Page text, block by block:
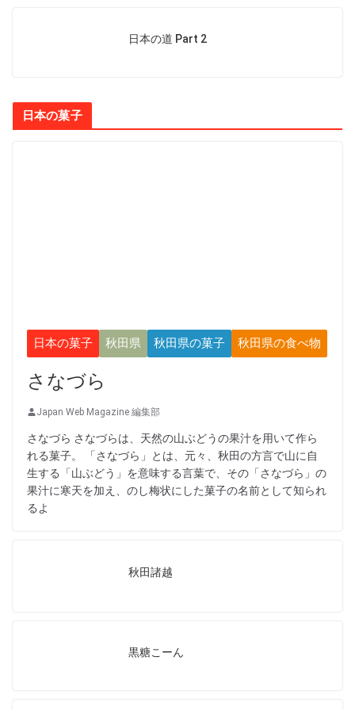
日本の道 Part 2
日本の菓子
日本の菓子 秋田県 秋田県の菓子 秋田県の食べ物
さなづら
Japan Web Magazine 編集部
さなづら さなづらは、天然の山ぶどうの果汁を用いて作ら
れる菓子。 「さなづら」とは、元々、秋田の方言で山に自
生する「山ぶどう」を意味する言葉で、その「さなづら」の
果汁に寒天を加え、のし梅状にした菓子の名前として知られ
るよ
秋田諸越
黒糖こーん